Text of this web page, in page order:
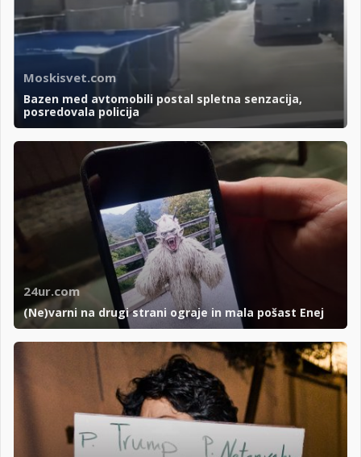
Moskisvet.com
Bazen med avtomobili postal spletna senzacija,
posredovala policija
24ur.com
(Ne)varni na drugi strani ograje in mala pošast Enej